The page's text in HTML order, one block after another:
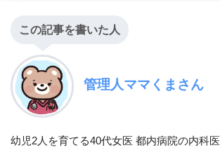
この記事を書いた人
管理人ママくまさん
幼児2人を育てる40代女医 都内病院の内科